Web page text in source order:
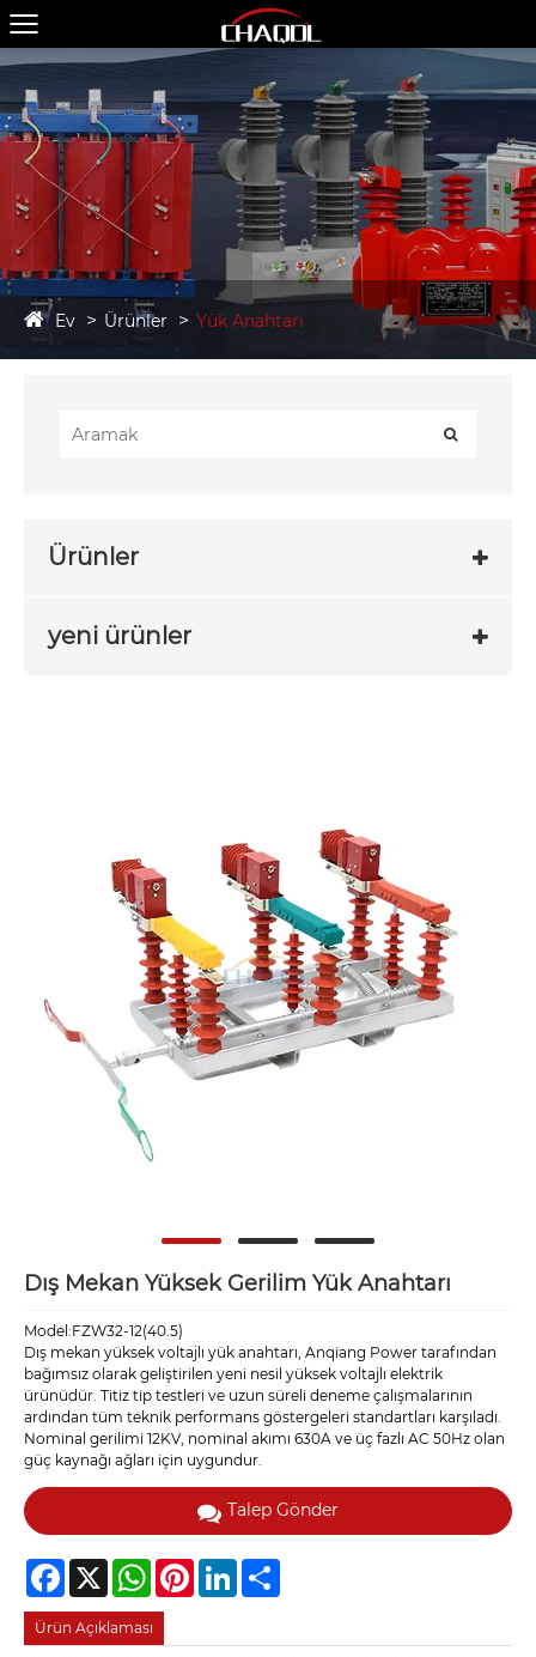
Ev Ürünler Yük Anahtarı
Ürünler
yeni ürünler
Dış Mekan Yüksek Gerilim Yük Anahtarı
Model:FZW32-12(40.5)
Dış mekan yüksek voltajlı yük anahtarı, Anqiang Power tarafından
bağımsız olarak geliştirilen yeni nesil yüksek voltajlı elektrik
ürünüdür. Titiz tip testleri ve uzun süreli deneme çalışmalarının
ardından tüm teknik performans göstergeleri standartları karşıladı.
Nominal gerilimi 12KV, nominal akımı 630A ve üç fazlı AC 50Hz olan
güç kaynağı ağları için uygundur.
Talep Gönder
Facebook
X WhatsAppPinterestLinkedIn
Ürün Açıklaması